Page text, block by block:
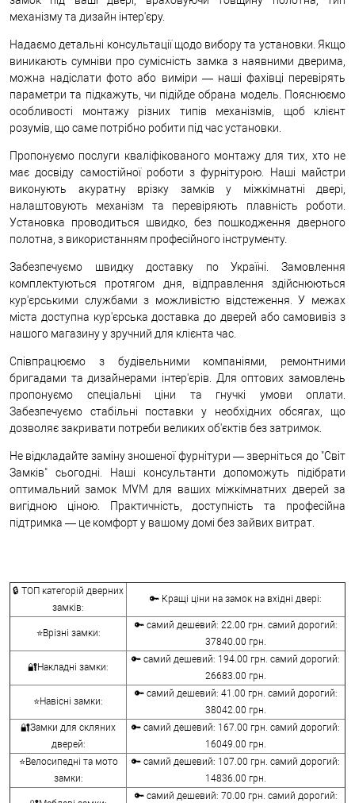
механізму та дизайн інтер'єру.
Надаємо детальні консультації щодо вибору та установки. Якщо
виникають сумніви про сумісність замка з наявними дверима,
можна надіслати фото або виміри — наші фахівці перевірять
параметри та підкажуть, чи підійде обрана модель. Пояснюємо
особливості монтажу різних типів механізмів, щоб клієнт
розумів, що саме потрібно робити під час установки.
Пропонуємо послуги кваліфікованого монтажу для тих, хто не
має досвіду самостійної роботи з фурнітурою. Наші майстри
виконують акуратну врізку замків у міжкімнатні двері,
налаштовують механізм та перевіряють плавність роботи.
Установка проводиться швидко, без пошкодження дверного
полотна, з використанням професійного інструменту.
Забезпечуємо швидку доставку по Україні. Замовлення
комплектуються протягом дня, відправлення здійснюються
кур'єрськими службами з можливістю відстеження. У межах
міста доступна кур'єрська доставка до дверей або самовивіз з
нашого магазину у зручний для клієнта час.
Співпрацюємо з будівельними компаніями, ремонтними
бригадами та дизайнерами інтер'єрів. Для оптових замовлень
пропонуємо спеціальні ціни та гнучкі умови оплати.
Забезпечуємо стабільні поставки у необхідних обсягах, що
дозволяє закривати потреби великих об'єктів без затримок.
Не відкладайте заміну зношеної фурнітури — зверніться до "Світ
Замків" сьогодні. Наші консультанти допоможуть підібрати
оптимальний замок MVM для ваших міжкімнатних дверей за
вигідною ціною. Практичність, доступність та професійна
підтримка — це комфорт у вашому домі без зайвих витрат.
🔒 ТОП категорій дверних
замків:
🔑 Кращі ціни на замок на вхідні двері:
⭐Врізні замки:
🔑 самий дешевий: 22.00 грн. самий дорогий:
37840.00 грн.
🔐Накладні замки:
🔑 самий дешевий: 194.00 грн. самий дорогий:
26683.00 грн.
⭐Навісні замки:
🔑 самий дешевий: 41.00 грн. самий дорогий:
38042.00 грн.
🔐Замки для скляних
дверей:
🔑 самий дешевий: 167.00 грн. самий дорогий:
16049.00 грн.
⭐Велосипедні та мото
замки:
🔑 самий дешевий: 107.00 грн. самий дорогий:
14836.00 грн.
🔑 самий дешевий: 70.00 грн. самий дорогий: